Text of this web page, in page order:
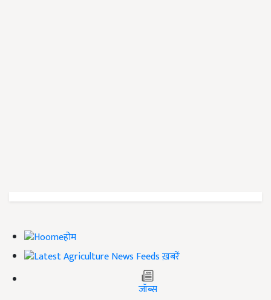
होम
ख़बरें
जॉब्स